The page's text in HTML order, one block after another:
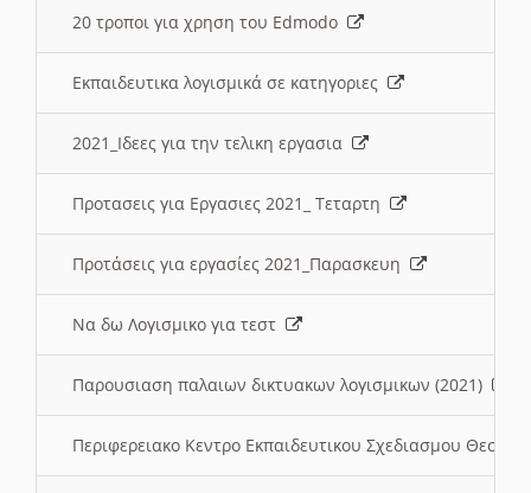
20 τροποι για χρηση του Edmodo
Εκπαιδευτικα λογισμικά σε κατηγοριες
2021_Ιδεες για την τελικη εργασια
Προτασεις για Εργασιες 2021_ Τεταρτη
Προτάσεις για εργασίες 2021_Παρασκευη
Να δω Λογισμικο για τεστ
Παρουσιαση παλαιων δικτυακων λογισμικων (2021)
Περιφερειακο Κεντρο Εκπαιδευτικου Σχεδιασμου